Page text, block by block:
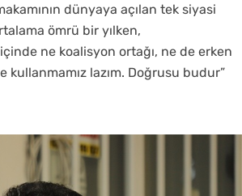
dünyaya açılan tek siyasi
ömrü bir yılken,
içinde ne koalisyon ortağı, ne de erken
kullanmamız lazım. Doğrusu budur”